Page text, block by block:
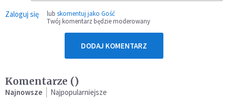
Zaloguj się lub skomentuj jako Gość
Twój komentarz będzie moderowany
DODAJ KOMENTARZ
Komentarze ()
Najnowsze Najpopularniejsze